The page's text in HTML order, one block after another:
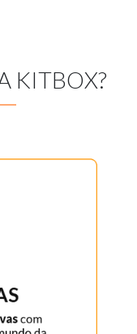
KITBOX?